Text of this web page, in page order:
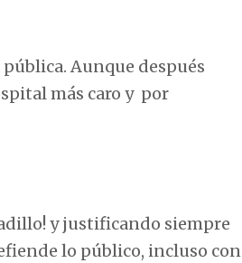
Aunque después
más caro y por
y justificando siempre
lo público, incluso con